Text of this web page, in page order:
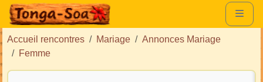
Accueil rencontres Mariage
Annonces Mariage
Femme